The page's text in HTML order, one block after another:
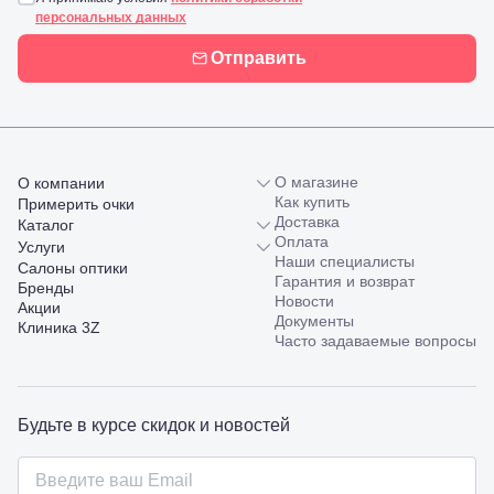
персональных данных
Отправить
О компании
Примерить очки
Каталог
Услуги
Салоны оптики
Бренды
Акции
Клиника 3Z
О магазине
Как купить
Доставка
Оплата
Наши специалисты
Гарантия и возврат
Новости
Документы
Часто задаваемые вопросы
Будьте в курсе скидок и новостей
зрения
Совхозная,
Соликамск,
Островского,
67
Темрюк,
Таманская,
Тимашевск,
ул. Ленина,
53
Туапсе,
ул.
Ленина,